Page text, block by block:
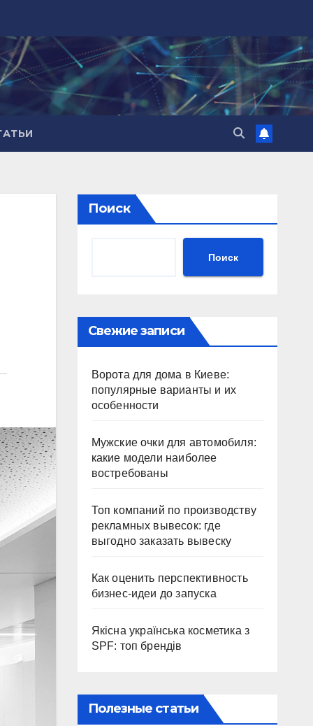
Поиск
Поиск
Свежие записи
Ворота для дома в Киеве:
популярные варианты и их
особенности
Мужские очки для автомобиля:
какие модели наиболее
востребованы
Топ компаний по производству
рекламных вывесок: где
выгодно заказать вывеску
Как оценить перспективность
бизнес-идеи до запуска
Якісна українська косметика з
SPF: топ брендів
Полезные статьи